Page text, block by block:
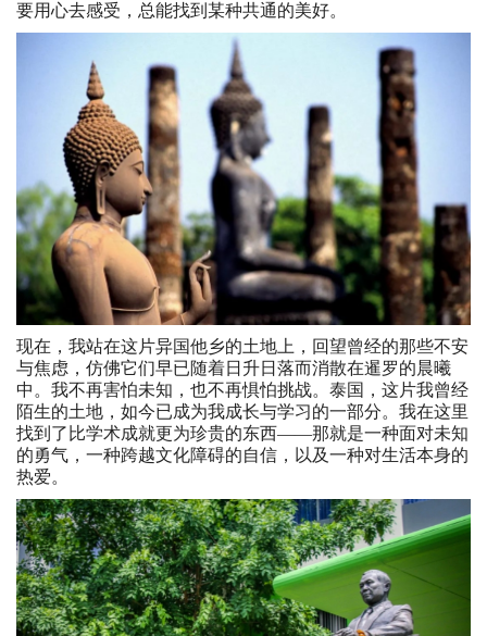
要用心去感受，总能找到某种共通的美好。
现在，我站在这片异国他乡的土地上，回望曾经的那些不安
与焦虑，仿佛它们早已随着日升日落而消散在暹罗的晨曦
中。我不再害怕未知，也不再惧怕挑战。泰国，这片我曾经
陌生的土地，如今已成为我成长与学习的一部分。我在这里
找到了比学术成就更为珍贵的东西——那就是一种面对未知
的勇气，一种跨越文化障碍的自信，以及一种对生活本身的
热爱。